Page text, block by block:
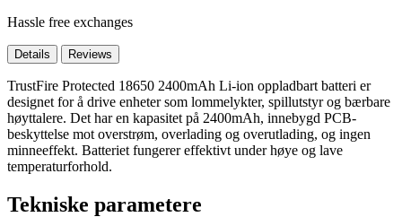
Hassle free exchanges
Details Reviews
TrustFire Protected 18650 2400mAh Li-ion oppladbart batteri er
designet for å drive enheter som lommelykter, spillutstyr og bærbare
høyttalere. Det har en kapasitet på 2400mAh, innebygd PCB-
beskyttelse mot overstrøm, overlading og overutlading, og ingen
minneeffekt. Batteriet fungerer effektivt under høye og lave
temperaturforhold.
Tekniske parametere